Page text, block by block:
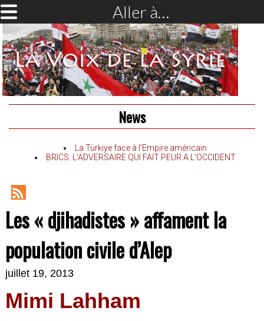
Aller à…
News
La Türkiye face à l’Empire américain
BRICS: L’ADVERSAIRE QUI FAIT PEUR A L’OCCIDENT
RSS
Les « djihadistes » affament la
population civile d’Alep
juillet 19, 2013
Mimi Lahham